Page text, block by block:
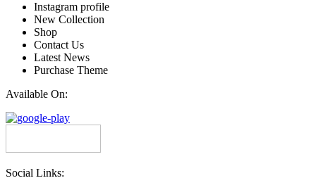
Instagram profile
New Collection
Shop
Contact Us
Latest News
Purchase Theme
Available On:
Social Links: